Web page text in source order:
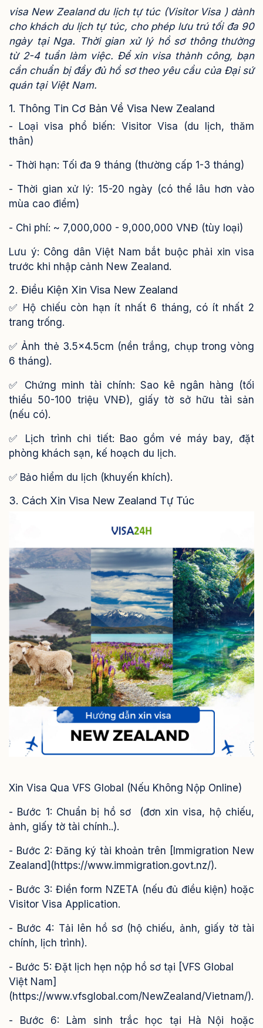
visa New Zealand du lịch tự túc (Visitor Visa ) dành
cho khách du lịch tự túc, cho phép lưu trú tối đa 90
ngày tại Nga. Thời gian xử lý hồ sơ thông thường
từ 2-4 tuần làm việc. Để xin visa thành công, bạn
cần chuẩn bị đầy đủ hồ sơ theo yêu cầu của Đại sứ
quán tại Việt Nam.
1. Thông Tin Cơ Bản Về Visa New Zealand
- Loại visa phổ biến: Visitor Visa (du lịch, thăm
thân)
- Thời hạn: Tối đa 9 tháng (thường cấp 1-3 tháng)
- Thời gian xử lý: 15-20 ngày (có thể lâu hơn vào
mùa cao điểm)
- Chi phí: ~ 7,000,000 - 9,000,000 VNĐ (tùy loại)
Lưu ý: Công dân Việt Nam bắt buộc phải xin visa
trước khi nhập cảnh New Zealand.
2. Điều Kiện Xin Visa New Zealand
✅ Hộ chiếu còn hạn ít nhất 6 tháng, có ít nhất 2
trang trống.
✅ Ảnh thẻ 3.5x4.5cm (nền trắng, chụp trong vòng
6 tháng).
✅ Chứng minh tài chính: Sao kê ngân hàng (tối
thiểu 50-100 triệu VNĐ), giấy tờ sở hữu tài sản
(nếu có).
✅ Lịch trình chi tiết: Bao gồm vé máy bay, đặt
phòng khách sạn, kế hoạch du lịch.
✅ Bảo hiểm du lịch (khuyến khích).
3. Cách Xin Visa New Zealand Tự Túc
Xin Visa Qua VFS Global (Nếu Không Nộp Online)
- Bước 1: Chuẩn bị hồ sơ (đơn xin visa, hộ chiếu,
ảnh, giấy tờ tài chính..).
- Bước 2: Đăng ký tài khoản trên [Immigration New
Zealand](https://www.immigration.govt.nz/).
- Bước 3: Điền form NZETA (nếu đủ điều kiện) hoặc
Visitor Visa Application.
- Bước 4: Tải lên hồ sơ (hộ chiếu, ảnh, giấy tờ tài
chính, lịch trình).
- Bước 5: Đặt lịch hẹn nộp hồ sơ tại [VFS Global
Việt Nam]
(https://www.vfsglobal.com/NewZealand/Vietnam/).
- Bước 6: Làm sinh trắc học tại Hà Nội hoặc